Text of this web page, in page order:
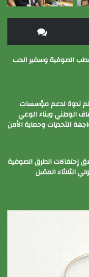
قطب الصوفية وسفير الحب
ندوة لدعم مؤسسات
الوطني وبناء الوعي
التحديات وحماية الأمن
إحتفالات الطرق الصوفية
الثلاثاء المقبل